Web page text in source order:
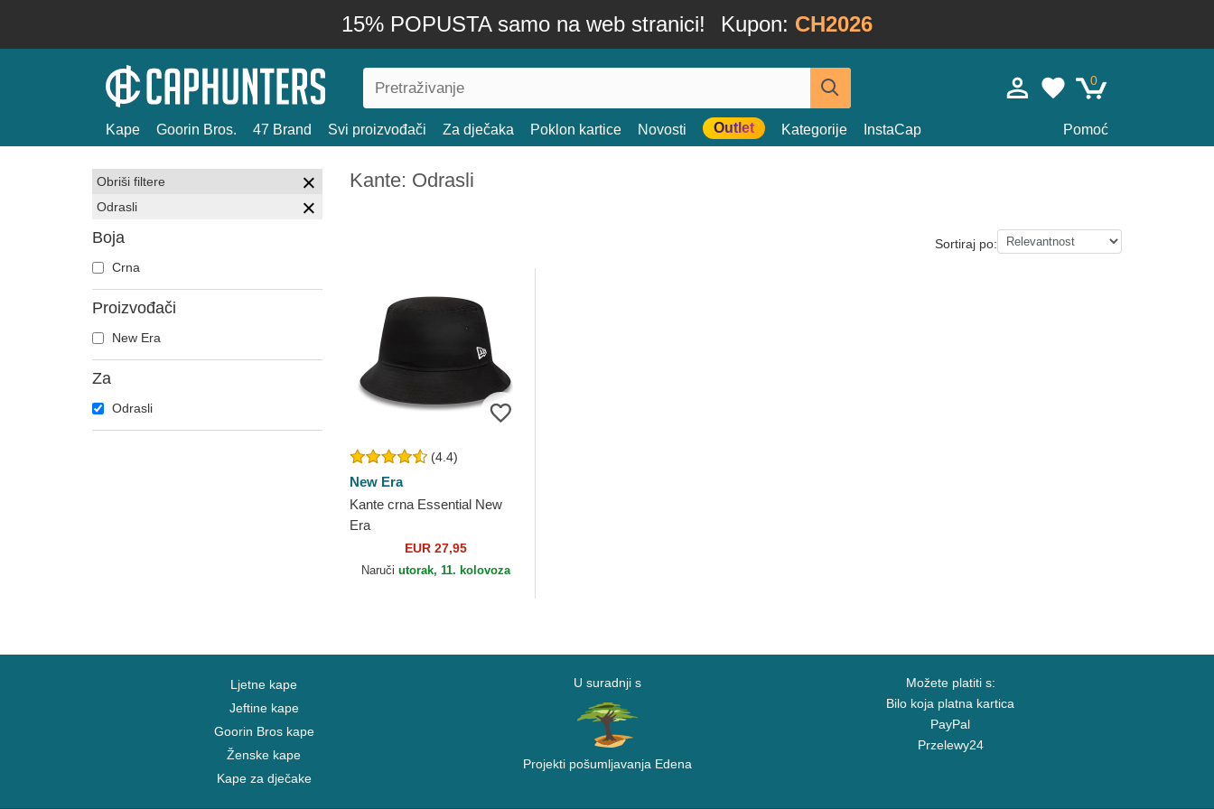
15% POPUSTA samo na web stranici! Kupon: CH2026
0
Kape Goorin Bros. 47 Brand Svi proizvođači Za dječaka Poklon kartice Novosti Outlet Kategorije InstaCap Pomoć
Obriši filtere
Odrasli
Boja
Crna
Proizvođači
New Era
Za
Odrasli
Kante: Odrasli
Sortiraj po:
(4.4)
New Era
Kante crna Essential New
Era
EUR 27,95
Naruči utorak, 11. kolovoza
Ljetne kape
Jeftine kape
Goorin Bros kape
Ženske kape
Kape za dječake
U suradnji s
Projekti pošumljavanja Edena
Možete platiti s:
Bilo koja platna kartica
PayPal
Przelewy24